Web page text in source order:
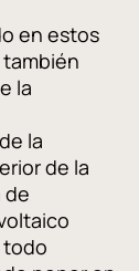
en estos
la
la
de la
de
todo